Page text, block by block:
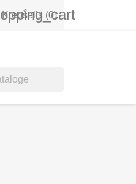
Krepšelis (0)